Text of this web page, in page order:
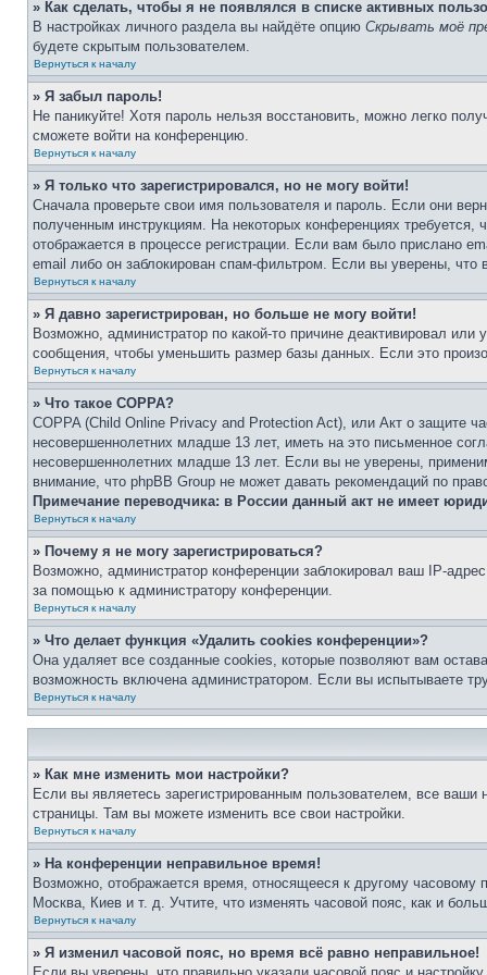
» Как сделать, чтобы я не появлялся в списке активных
В настройках личного раздела вы найдёте опцию Скрывать моё
будете скрытым пользователем.
Вернуться к началу
» Я забыл пароль!
Не паникуйте! Хотя пароль нельзя восстановить, можно легко
сможете войти на конференцию.
Вернуться к началу
» Я только что зарегистрировался, но не могу войти!
Сначала проверьте свои имя пользователя и пароль. Если они
полученным инструкциям. На некоторых конференциях
отображается в процессе регистрации. Если вам было прислано
email либо он заблокирован спам-фильтром. Если вы уверены, что
Вернуться к началу
» Я давно зарегистрирован, но больше не могу войти!
Возможно, администратор по какой-то причине деактивировал
сообщения, чтобы уменьшить размер базы данных. Если это
Вернуться к началу
» Что такое COPPA?
COPPA (Child Online Privacy and Protection Act), или Акт о защите
несовершеннолетних младше 13 лет, иметь на это письменное
несовершеннолетних младше 13 лет. Если вы не уверены,
внимание, что phpBB Group не может давать рекомендаций по
Примечание переводчика: в России данный акт не имеет
Вернуться к началу
» Почему я не могу зарегистрироваться?
Возможно, администратор конференции заблокировал ваш IP-
за помощью к администратору конференции.
Вернуться к началу
» Что делает функция «Удалить cookies конференции»?
Она удаляет все созданные cookies, которые позволяют вам
возможность включена администратором. Если вы испытываете
Вернуться к началу
» Как мне изменить мои настройки?
Если вы являетесь зарегистрированным пользователем, все
страницы. Там вы можете изменить все свои настройки.
Вернуться к началу
» На конференции неправильное время!
Возможно, отображается время, относящееся к другому часовому
Москва, Киев и т. д. Учтите, что изменять часовой пояс, как и
Вернуться к началу
» Я изменил часовой пояс, но время всё равно неправильное!